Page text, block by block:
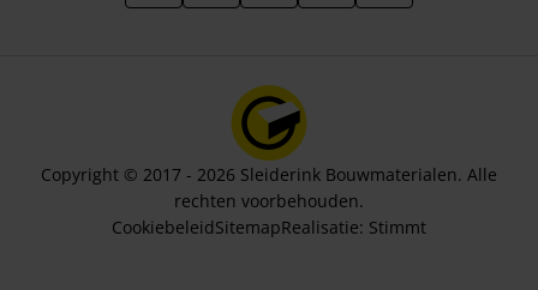
Copyright © 2017 - 2026 Sleiderink Bouwmaterialen. Alle
rechten voorbehouden.
CookiebeleidSitemapRealisatie: Stimmt